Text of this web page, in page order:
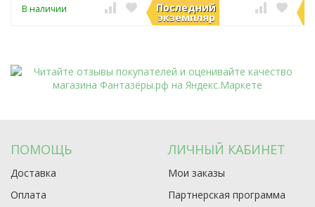
В наличии Последний
экземпляр
В наличии
ПОМОЩЬ
Доставка
Оплата
ЛИЧНЫЙ КАБИНЕТ
Мои заказы
Партнерская программа